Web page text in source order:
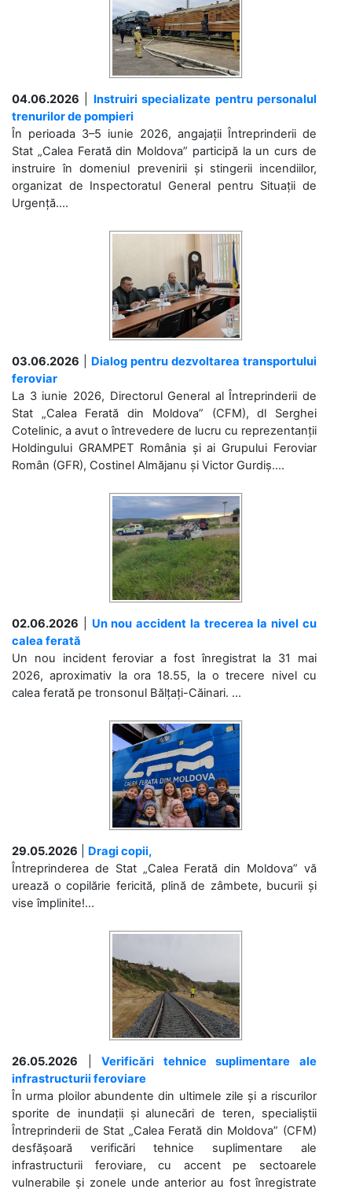
04.06.2026
Instruiri specializate pentru personalul
trenurilor de pompieri
În perioada 3–5 iunie 2026, angajații Întreprinderii de
Stat „Calea Ferată din Moldova” participă la un curs de
instruire în domeniul prevenirii și stingerii incendiilor,
organizat de Inspectoratul General pentru Situații de
Urgență....
03.06.2026
Dialog pentru dezvoltarea transportului
feroviar
La 3 iunie 2026, Directorul General al Întreprinderii de
Stat „Calea Ferată din Moldova” (CFM), dl Serghei
Cotelinic, a avut o întrevedere de lucru cu reprezentanții
Holdingului GRAMPET România și ai Grupului Feroviar
Român (GFR), Costinel Almăjanu și Victor Gurdiș....
02.06.2026
Un nou accident la trecerea la nivel cu
calea ferată
Un nou incident feroviar a fost înregistrat la 31 mai
2026, aproximativ la ora 18.55, la o trecere nivel cu
calea ferată pe tronsonul Bălțați-Căinari. ...
29.05.2026
Dragi copii,
Întreprinderea de Stat „Calea Ferată din Moldova” vă
urează o copilărie fericită, plină de zâmbete, bucurii și
vise împlinite!...
26.05.2026 |Verificări tehnice suplimentare ale
infrastructurii feroviare
În urma ploilor abundente din ultimele zile și a riscurilor
sporite de inundații și alunecări de teren, specialiștii
Întreprinderii de Stat „Calea Ferată din Moldova” (CFM)
desfășoară verificări tehnice suplimentare ale
infrastructurii feroviare, cu accent pe sectoarele
vulnerabile și zonele unde anterior au fost înregistrate